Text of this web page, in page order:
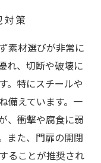
策
素材選びが非常に
れ、切断や破壊に
。特にスチールや
備えています。一
、衝撃や腐食に弱
また、門扉の開閉
ることが推奨され